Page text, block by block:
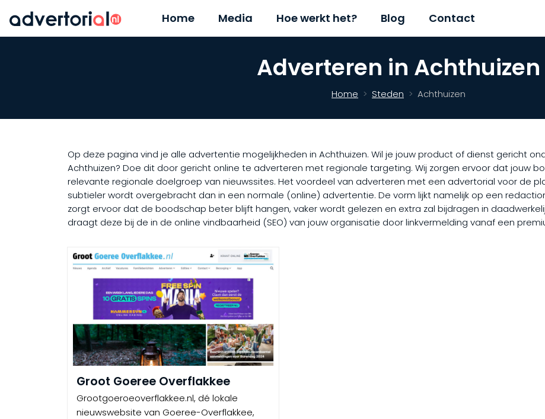
Home Media Hoe werkt het? Blog Contact
Adverteren in Achthuizen
Home Steden Achthuizen
Op deze pagina vind je alle advertentie mogelijkheden in Achthuizen. Wil je jouw product of dienst gericht
Achthuizen? Doe dit door gericht online te adverteren met regionale targeting. Wij zorgen ervoor dat jouw
relevante regionale doelgroep van nieuwssites. Het voordeel van adverteren met een advertorial voor de
subtieler wordt overgebracht dan in een normale (online) advertentie. De vorm lijkt namelijk op een
zorgt ervoor dat de boodschap beter blijft hangen, vaker wordt gelezen en extra zal bijdragen in
draagt deze bij de in de online vindbaarheid (SEO) van jouw organisatie door linkvermelding vanaf een
Groot Goeree Overflakkee
Grootgoeroeoverflakkee.nl, dé lokale
nieuwswebsite van Goeree-Overflakkee,